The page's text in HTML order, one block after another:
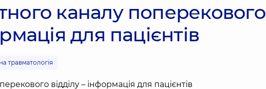
каналу поперекового
для пацієнтів
травматологія